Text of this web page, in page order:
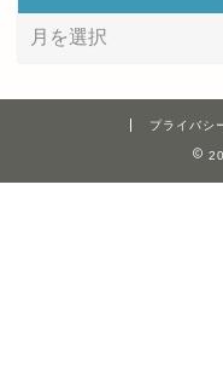
プライバシ